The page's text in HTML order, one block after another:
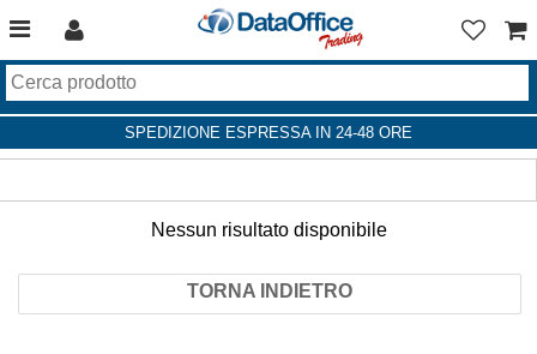
SPEDIZIONE ESPRESSA IN 24-48 ORE
Nessun risultato disponibile
TORNA INDIETRO